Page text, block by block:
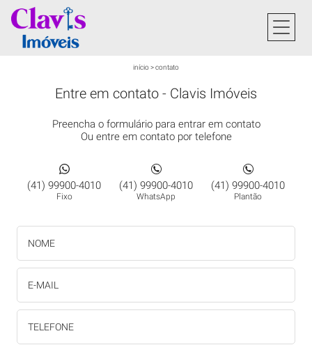
início>contato
Entre em contato - Clavis Imóveis
Preencha o formulário para entrar em contato
Ou entre em contato por telefone
(41) 99900-4010
Fixo
(41) 99900-4010
WhatsApp
(41) 99900-4010
Plantão